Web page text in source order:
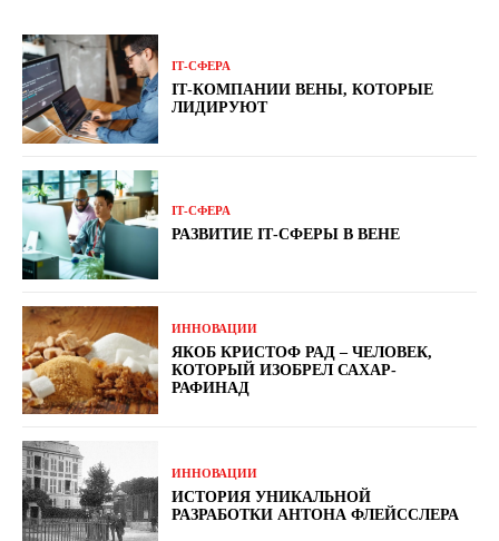
ІТ-СФЕРА
ІТ-КОМПАНИИ ВЕНЫ, КОТОРЫЕ
ЛИДИРУЮТ
ІТ-СФЕРА
РАЗВИТИЕ IТ-СФЕРЫ В ВЕНЕ
ИННОВАЦИИ
ЯКОБ КРИСТОФ РАД – ЧЕЛОВЕК,
КОТОРЫЙ ИЗОБРЕЛ САХАР-
РАФИНАД
ИННОВАЦИИ
ИСТОРИЯ УНИКАЛЬНОЙ
РАЗРАБОТКИ АНТОНА ФЛЕЙССЛЕРА